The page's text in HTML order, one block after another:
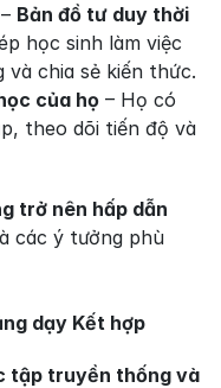
– Bản đồ tư duy thời
học sinh làm việc
chia sẻ kiến thức.
của họ – Họ có
theo dõi tiến độ và
trở nên hấp dẫn
các ý tưởng phù
dạy Kết hợp
tập truyền thống và